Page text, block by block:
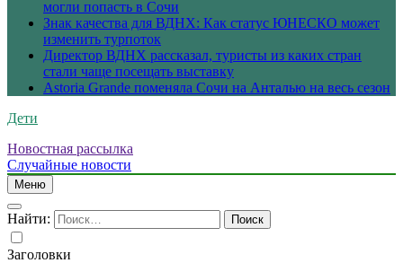
могли попасть в Сочи
Знак качества для ВДНХ: Как статус ЮНЕСКО может
изменить турпоток
Директор ВДНХ рассказал, туристы из каких стран
стали чаще посещать выставку
Astoria Grande поменяла Сочи на Анталью на весь сезон
Дети
Новостная рассылка
Случайные новости
Меню
Найти:
Заголовки